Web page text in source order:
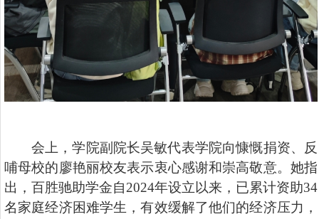
会上，学院副院长吴敏代表学院向慷慨捐资、反
哺母校的廖艳丽校友表示衷心感谢和崇高敬意。她指
出，百胜驰助学金自2024年设立以来，已累计资助34
名家庭经济困难学生，有效缓解了他们的经济压力，